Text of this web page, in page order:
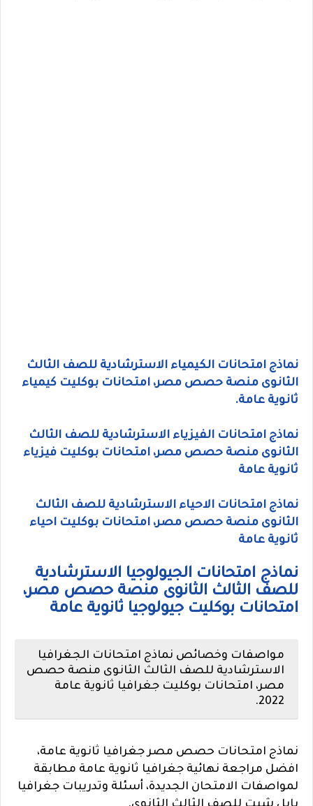
نماذج امتحانات الكيمياء الاسترشادية للصف الثالث
الثانوى منصة حصص مصر، امتحانات بوكليت كيمياء
ثانوية عامة.
نماذج امتحانات الفيزياء الاسترشادية للصف الثالث
الثانوى منصة حصص مصر، امتحانات بوكليت فيزياء
ثانوية عامة
نماذج امتحانات الاحياء الاسترشادية للصف الثالث
الثانوى منصة حصص مصر، امتحانات بوكليت احياء
ثانوية عامة
نماذج امتحانات الجيولوجيا الاسترشادية
للصف الثالث الثانوى منصة حصص مصر،
امتحانات بوكليت جيولوجيا ثانوية عامة
مواصفات وخصائص نماذج امتحانات الجغرافيا
الاسترشادية للصف الثالث الثانوى منصة حصص
مصر، امتحانات بوكليت جغرافيا ثانوية عامة
2022
.
نماذج امتحانات حصص مصر جغرافيا ثانوية عامة،
افضل مراجعة نهائية جغرافيا ثانوية عامة مطابقة
لمواصفات الامتحان الجديدة، أسئلة وتدريبات جغرافيا